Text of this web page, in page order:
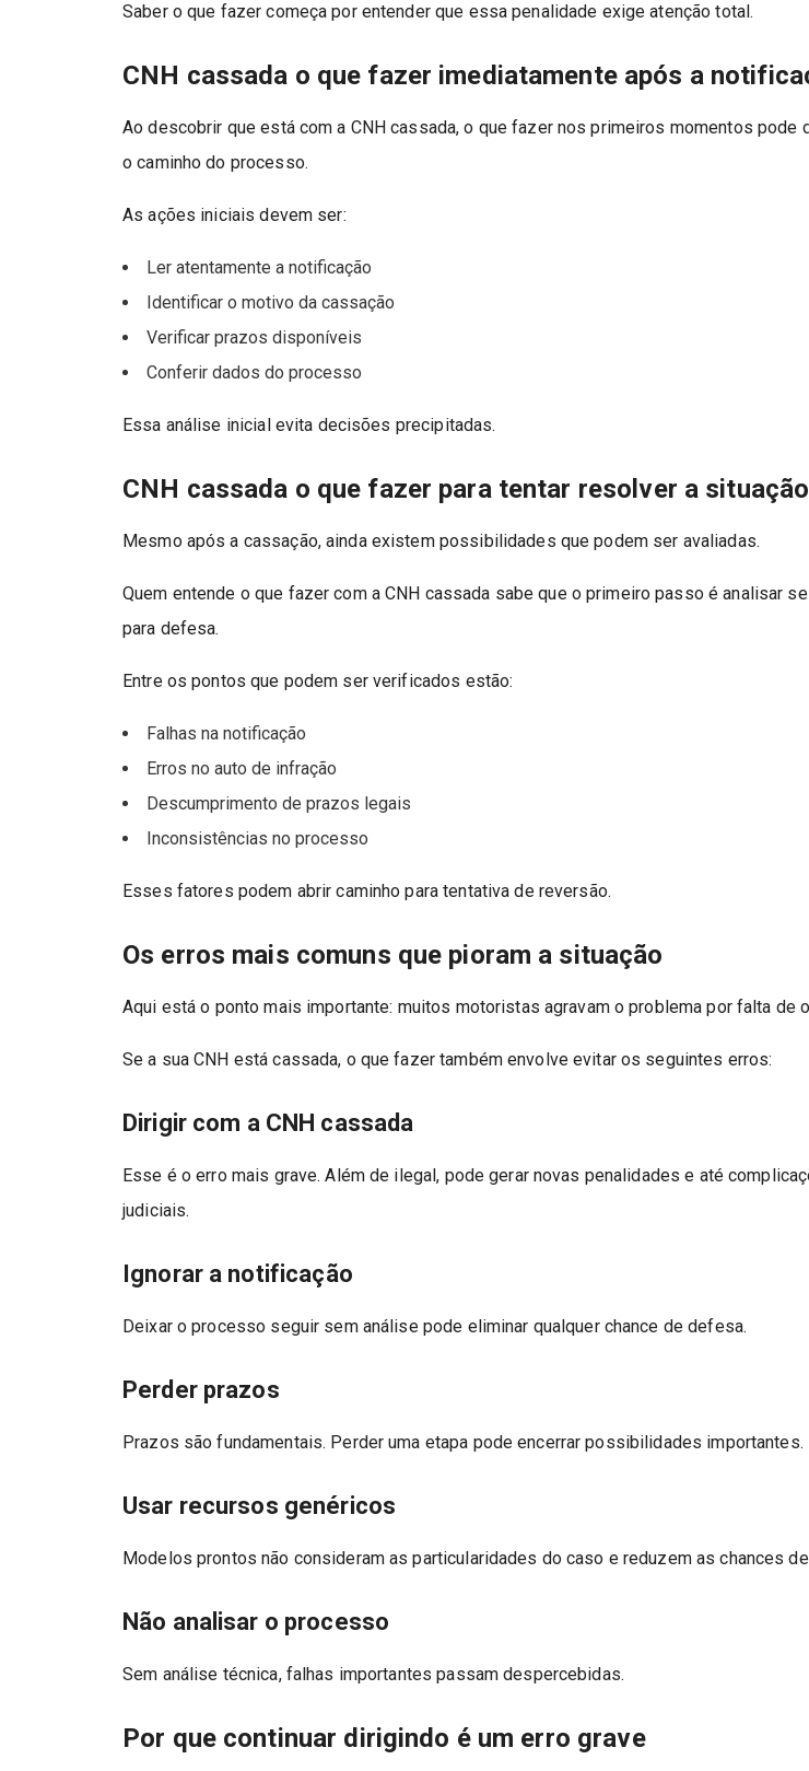
Saber o que fazer começa por entender que essa penalidade exige atenção total.
CNH cassada o que fazer imediatamente após a
Ao descobrir que está com a CNH cassada, o que fazer nos primeiros momentos pode
o caminho do processo.
As ações iniciais devem ser:
Ler atentamente a notificação
Identificar o motivo da cassação
Verificar prazos disponíveis
Conferir dados do processo
Essa análise inicial evita decisões precipitadas.
CNH cassada o que fazer para tentar resolver a situação
Mesmo após a cassação, ainda existem possibilidades que podem ser avaliadas.
Quem entende o que fazer com a CNH cassada sabe que o primeiro passo é analisar
para defesa.
Entre os pontos que podem ser verificados estão:
Falhas na notificação
Erros no auto de infração
Descumprimento de prazos legais
Inconsistências no processo
Esses fatores podem abrir caminho para tentativa de reversão.
Os erros mais comuns que pioram a situação
Aqui está o ponto mais importante: muitos motoristas agravam o problema por falta de
Se a sua CNH está cassada, o que fazer também envolve evitar os seguintes erros:
Dirigir com a CNH cassada
Esse é o erro mais grave. Além de ilegal, pode gerar novas penalidades e até
judiciais.
Ignorar a notificação
Deixar o processo seguir sem análise pode eliminar qualquer chance de defesa.
Perder prazos
Prazos são fundamentais. Perder uma etapa pode encerrar possibilidades importantes.
Usar recursos genéricos
Modelos prontos não consideram as particularidades do caso e reduzem as chances
Não analisar o processo
Sem análise técnica, falhas importantes passam despercebidas.
Por que continuar dirigindo é um erro grave